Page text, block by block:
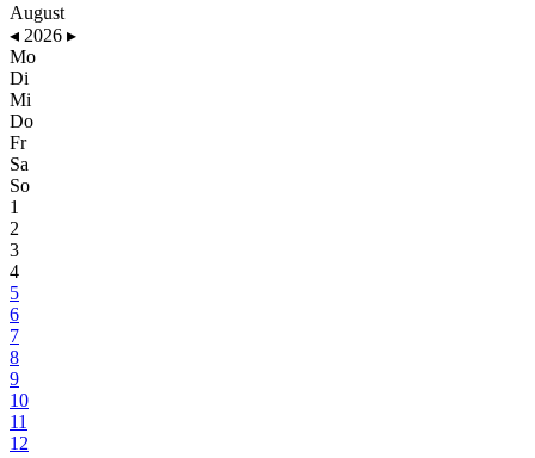
August
◂ 2026 ▸
Mo
Di
Mi
Do
Fr
Sa
So
1
2
3
4
5
6
7
8
9
10
11
12